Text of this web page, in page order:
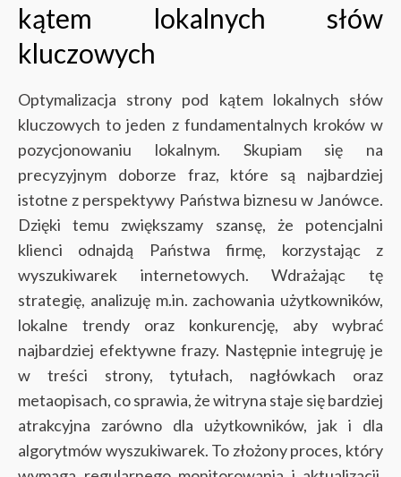
kątem lokalnych słów
kluczowych
Optymalizacja strony pod kątem lokalnych słów
kluczowych to jeden z fundamentalnych kroków w
pozycjonowaniu lokalnym. Skupiam się na
precyzyjnym doborze fraz, które są najbardziej
istotne z perspektywy Państwa biznesu w Janówce.
Dzięki temu zwiększamy szansę, że potencjalni
klienci odnajdą Państwa firmę, korzystając z
wyszukiwarek internetowych.Wdrażając tę
strategię, analizuję m.in. zachowania użytkowników,
lokalne trendy oraz konkurencję, aby wybrać
najbardziej efektywne frazy. Następnie integruję je
w treści strony, tytułach, nagłówkach oraz
metaopisach, co sprawia, że witryna staje się bardziej
atrakcyjna zarówno dla użytkowników, jak i dla
algorytmów wyszukiwarek. To złożony proces, który